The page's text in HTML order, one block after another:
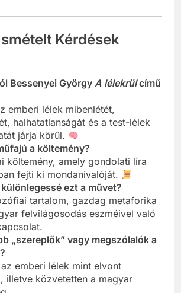
Kérdések
Bessenyei György A lélekrülcímű
emberi lélek mibenlétét,
halhatatlanságát és a test-lélek
járja körül.
a költemény?
költemény, amely gondolati líra
fejti ki mondanivalóját.
ezt a művet?
tartalom, gazdag metaforika
felvilágosodás eszméivel való
„szereplők” vagy megszólalók a
emberi lélek mint elvont
illetve közvetetten a magyar